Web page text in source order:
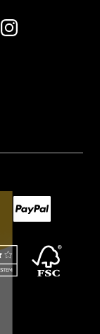
nos contenus
de partager des
de ces
à tout moment